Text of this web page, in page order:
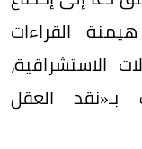
القراءات
الاستشراقية،
العقل